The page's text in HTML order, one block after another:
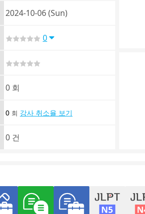
2024-10-06 (Sun)
0
0 회
0 회 강사 취소율 보기
0 건